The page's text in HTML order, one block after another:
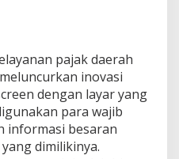
pajak daerah
inovasi
dengan layar yang
para wajib
informasi besaran
dimilikinya.